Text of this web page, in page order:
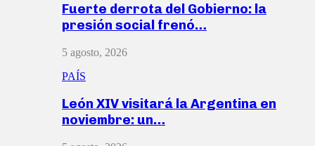
Fuerte derrota del Gobierno: la
presión social frenó…
5 agosto, 2026
PAÍS
León XIV visitará la Argentina en
noviembre: un…